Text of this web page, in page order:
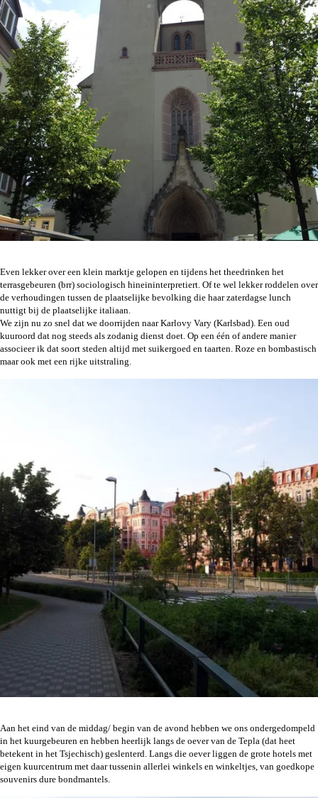
Even lekker over een klein marktje gelopen en tijdens het theedrinken het
terrasgebeuren (brr) sociologisch hineininterpretiert. Of te wel lekker roddelen over
de verhoudingen tussen de plaatselijke bevolking die haar zaterdagse lunch
nuttigt bij de plaatselijke italiaan.
We zijn nu zo snel dat we doorrijden naar Karlovy Vary (Karlsbad). Een oud
kuuroord dat nog steeds als zodanig dienst doet. Op een één of andere manier
associeer ik dat soort steden altijd met suikergoed en taarten. Roze en bombastisch
maar ook met een rijke uitstraling.
Aan het eind van de middag/ begin van de avond hebben we ons ondergedompeld
in het kuurgebeuren en hebben heerlijk langs de oever van de Tepla (dat heet
betekent in het Tsjechisch) geslenterd. Langs die oever liggen de grote hotels met
eigen kuurcentrum met daar tussenin allerlei winkels en winkeltjes, van goedkope
souvenirs dure bondmantels.